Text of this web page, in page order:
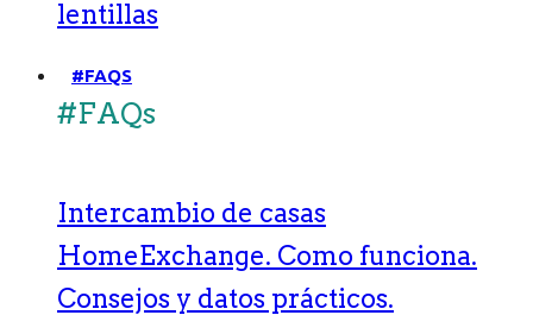
lentillas
#FAQS
#FAQs
Intercambio de casas
HomeExchange. Como funciona.
Consejos y datos prácticos.